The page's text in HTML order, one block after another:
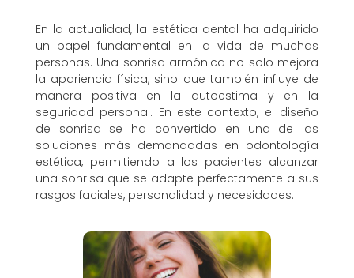
En la actualidad, la estética dental ha adquirido
un papel fundamental en la vida de muchas
personas. Una sonrisa armónica no solo mejora
la apariencia física, sino que también influye de
manera positiva en la autoestima y en la
seguridad personal. En este contexto, el diseño
de sonrisa se ha convertido en una de las
soluciones más demandadas en odontología
estética, permitiendo a los pacientes alcanzar
una sonrisa que se adapte perfectamente a sus
rasgos faciales, personalidad y necesidades.